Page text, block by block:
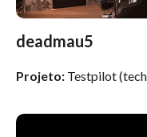
deadmau5
Projeto: Testpilot